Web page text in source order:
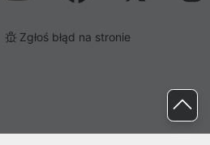
Zgłoś błąd na stronie